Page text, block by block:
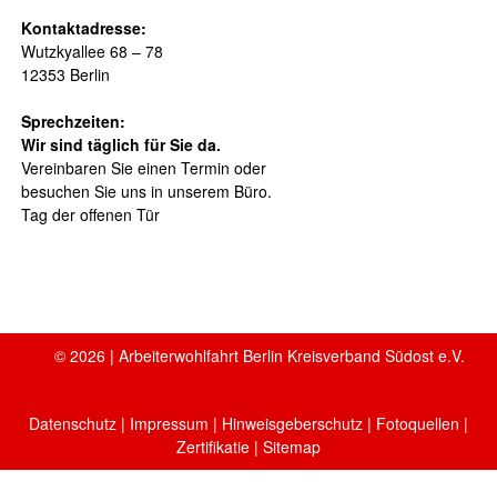
Kontaktadresse:
Wutzkyallee 68 – 78
12353 Berlin
Sprechzeiten:
Wir sind täglich für Sie da.
Vereinbaren Sie einen Termin oder
besuchen Sie uns in unserem Büro.
Tag der offenen Tür
© 2026 | Arbeiterwohlfahrt Berlin Kreisverband Südost e.V.
Datenschutz | Impressum | Hinweisgeberschutz | Fotoquellen |
Zertifikatie | Sitemap